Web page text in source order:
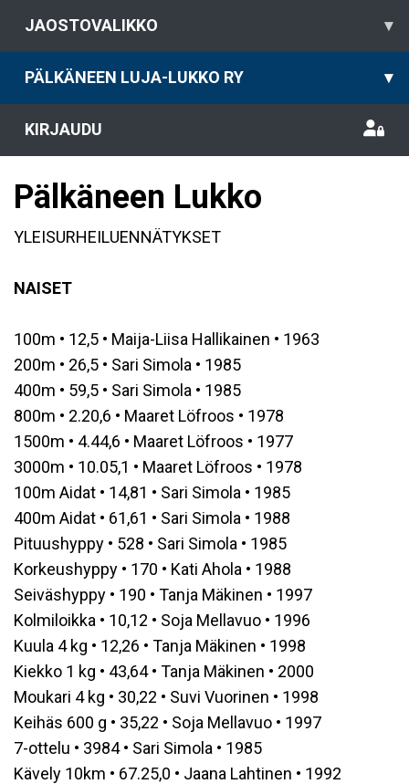
JAOSTOVALIKKO ▾
PÄLKÄNEEN LUJA-LUKKO RY ▾
KIRJAUDU
Pälkäneen Lukko
YLEISURHEILUENNÄTYKSET
NAISET
100m • 12,5 • Maija-Liisa Hallikainen • 1963
200m • 26,5 • Sari Simola • 1985
400m • 59,5 • Sari Simola • 1985
800m • 2.20,6 • Maaret Löfroos • 1978
1500m • 4.44,6 • Maaret Löfroos • 1977
3000m • 10.05,1 • Maaret Löfroos • 1978
100m Aidat • 14,81 • Sari Simola • 1985
400m Aidat • 61,61 • Sari Simola • 1988
Pituushyppy • 528 • Sari Simola • 1985
Korkeushyppy • 170 • Kati Ahola • 1988
Seiväshyppy • 190 • Tanja Mäkinen • 1997
Kolmiloikka • 10,12 • Soja Mellavuo • 1996
Kuula 4 kg • 12,26 • Tanja Mäkinen • 1998
Kiekko 1 kg • 43,64 • Tanja Mäkinen • 2000
Moukari 4 kg • 30,22 • Suvi Vuorinen • 1998
Keihäs 600 g • 35,22 • Soja Mellavuo • 1997
7-ottelu • 3984 • Sari Simola • 1985
Kävely 10km • 67.25,0 • Jaana Lahtinen • 1992